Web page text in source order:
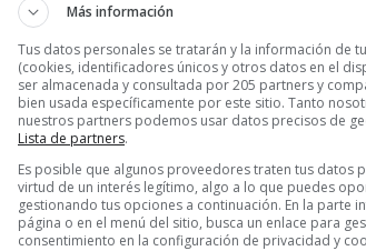
,defiendeenBrutalist WebsitesCristóbal
«Es una reacción al
a la monotonalidad, al
página enemiga de los interlineados y
Más información
Tus datos personales se tratarán y la información de
(cookies, identificadores únicos y otros datos en el
ser almacenada y consultada por 205 partners y
bien usada específicamente por este sitio. Tanto
nuestros partners podemos usar datos precisos de
Lista de partners.
Es posible que algunos proveedores traten tus datos
virtud de un interés legítimo, algo a lo que puedes
gestionando tus opciones a continuación. En la parte
página o en el menú del sitio, busca un enlace para
consentimiento en la configuración de privacidad y